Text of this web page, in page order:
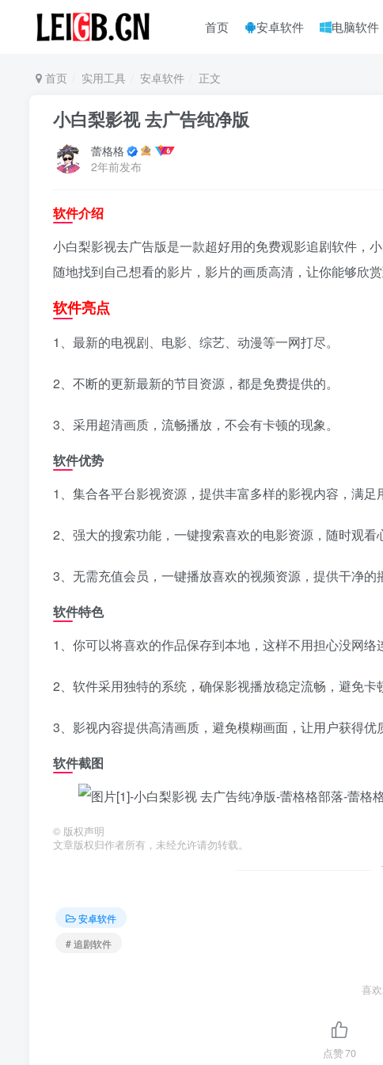
首页 安卓软件 电脑软件
首页 实用工具 安卓软件 正文
小白梨影视 去广告纯净版
蕾格格
2年前发布
软件介绍
小白梨影视去广告版是一款超好用的免费观影追剧软件，
随地找到自己想看的影片，影片的画质高清，让你能够欣赏
软件亮点
1、最新的电视剧、电影、综艺、动漫等一网打尽。
2、不断的更新最新的节目资源，都是免费提供的。
3、采用超清画质，流畅播放，不会有卡顿的现象。
软件优势
1、集合各平台影视资源，提供丰富多样的影视内容，满足
2、强大的搜索功能，一键搜索喜欢的电影资源，随时观看
3、无需充值会员，一键播放喜欢的视频资源，提供干净的
软件特色
1、你可以将喜欢的作品保存到本地，这样不用担心没网络
2、软件采用独特的系统，确保影视播放稳定流畅，避免卡
3、影视内容提供高清画质，避免模糊画面，让用户获得优
软件截图
© 版权声明
文章版权归作者所有，未经允许请勿转载。
安卓软件
# 追剧软件
喜
点赞70